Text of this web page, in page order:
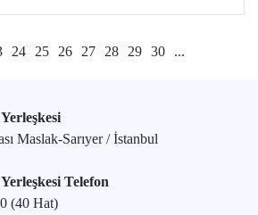
24 25 26 27 28 29 30 ...
Maslak-Sarıyer / İstanbul
Telefon
(40 Hat)